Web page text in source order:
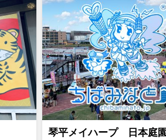
琴平メイハープ 日本庭